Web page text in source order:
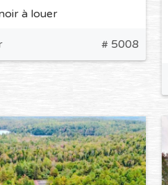
à louer
# 5008